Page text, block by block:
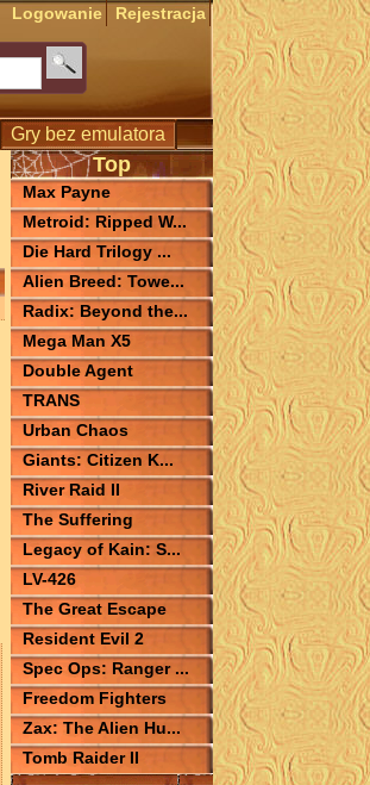
Logowanie Rejestracja
Gry bez emulatora
Top
Max Payne
Metroid: Ripped W...
Die Hard Trilogy ...
Alien Breed: Towe...
Radix: Beyond the...
Mega Man X5
Double Agent
TRANS
Urban Chaos
Giants: Citizen K...
River Raid II
The Suffering
Legacy of Kain: S...
LV-426
The Great Escape
Resident Evil 2
Spec Ops: Ranger ...
Freedom Fighters
Zax: The Alien Hu...
Tomb Raider II